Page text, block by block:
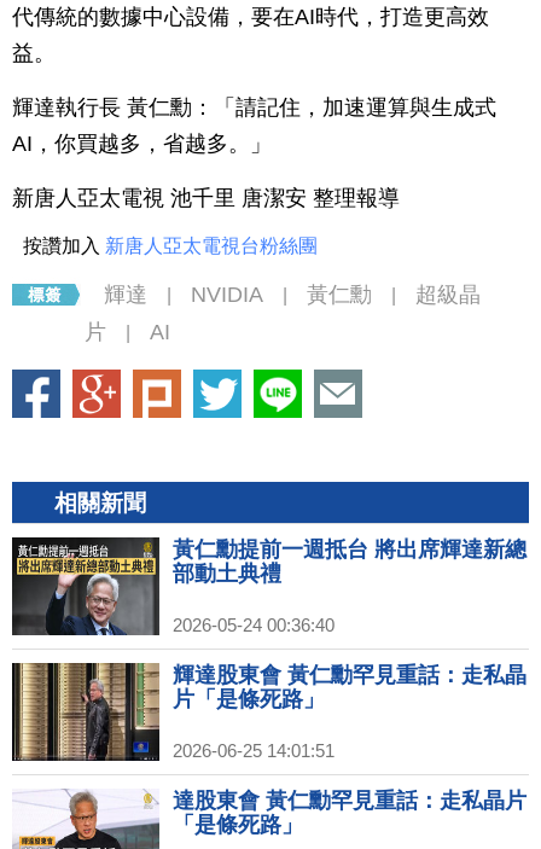
代傳統的數據中心設備，要在AI時代，打造更高效
益。
輝達執行長 黃仁勳：「請記住，加速運算與生成式
AI，你買越多，省越多。」
新唐人亞太電視 池千里 唐潔安 整理報導
按讚加入 新唐人亞太電視台粉絲團
輝達 NVIDIA 黃仁勳
超級晶
片
AI
相關新聞
黃仁勳提前一週抵台 將出席輝達新總
部動土典禮
2026-05-24 00:36:40
輝達股東會 黃仁勳罕見重話：走私晶
片「是條死路」
2026-06-25 14:01:51
達股東會 黃仁勳罕見重話：走私晶片
「是條死路」